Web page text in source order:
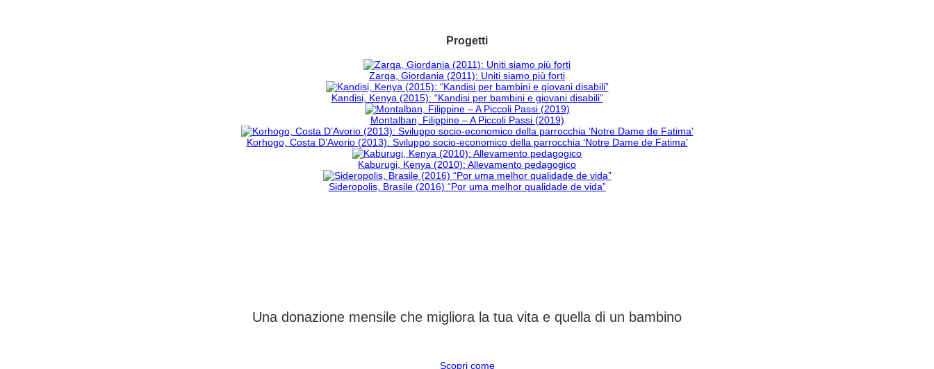
Progetti
Zarqa, Giordania (2011): Uniti siamo più forti
Kandisi, Kenya (2015): “Kandisi per bambini e giovani disabili”
Montalban, Filippine – A Piccoli Passi (2019)
Korhogo, Costa D’Avorio (2013): Sviluppo socio-economico della parrocchia ‘Notre Dame de Fatima’
Kaburugi, Kenya (2010): Allevamento pedagogico
Sideropolis, Brasile (2016) “Por uma melhor qualidade de vida”
Una donazione mensile che migliora la tua vita e quella di un bambino
Scopri come